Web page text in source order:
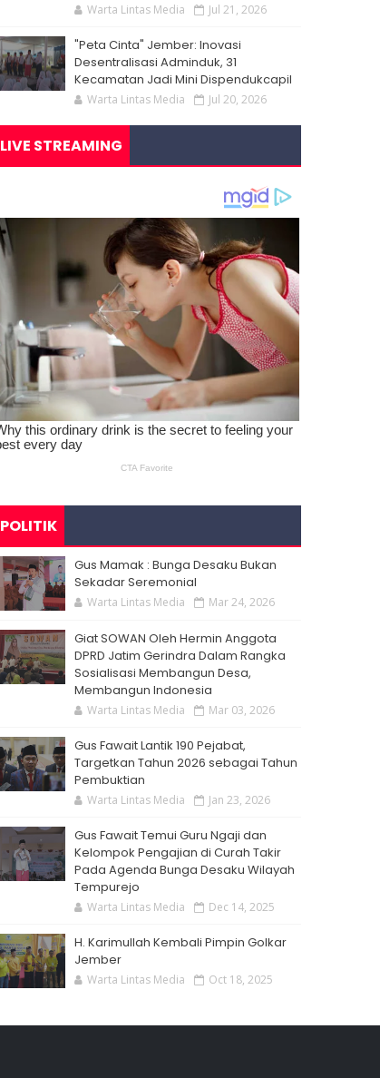
Warta Lintas Media Jul 21, 2026
"Peta Cinta" Jember: Inovasi
Desentralisasi Adminduk, 31
Kecamatan Jadi Mini Dispendukcapil
Warta Lintas Media Jul 20, 2026
LIVE STREAMING
POLITIK
Gus Mamak : Bunga Desaku Bukan
Sekadar Seremonial
Warta Lintas Media Mar 24, 2026
Giat SOWAN Oleh Hermin Anggota
DPRD Jatim Gerindra Dalam Rangka
Sosialisasi Membangun Desa,
Membangun Indonesia
Warta Lintas Media Mar 03, 2026
Gus Fawait Lantik 190 Pejabat,
Targetkan Tahun 2026 sebagai Tahun
Pembuktian
Warta Lintas Media Jan 23, 2026
Gus Fawait Temui Guru Ngaji dan
Kelompok Pengajian di Curah Takir
Pada Agenda Bunga Desaku Wilayah
Tempurejo
Warta Lintas Media Dec 14, 2025
H. Karimullah Kembali Pimpin Golkar
Jember
Warta Lintas Media Oct 18, 2025